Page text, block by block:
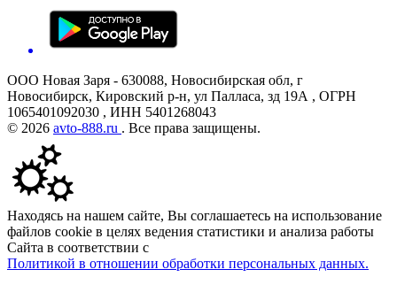
ООО Новая Заря - 630088, Новосибирская обл, г
Новосибирск, Кировский р-н, ул Палласа, зд 19А , ОГРН
1065401092030 , ИНН 5401268043
© 2026 avto-888.ru . Все права защищены.
Находясь на нашем сайте, Вы соглашаетесь на использование
файлов cookie в целях ведения статистики и анализа работы
Сайта в соответствии с
Политикой в отношении обработки персональных данных.